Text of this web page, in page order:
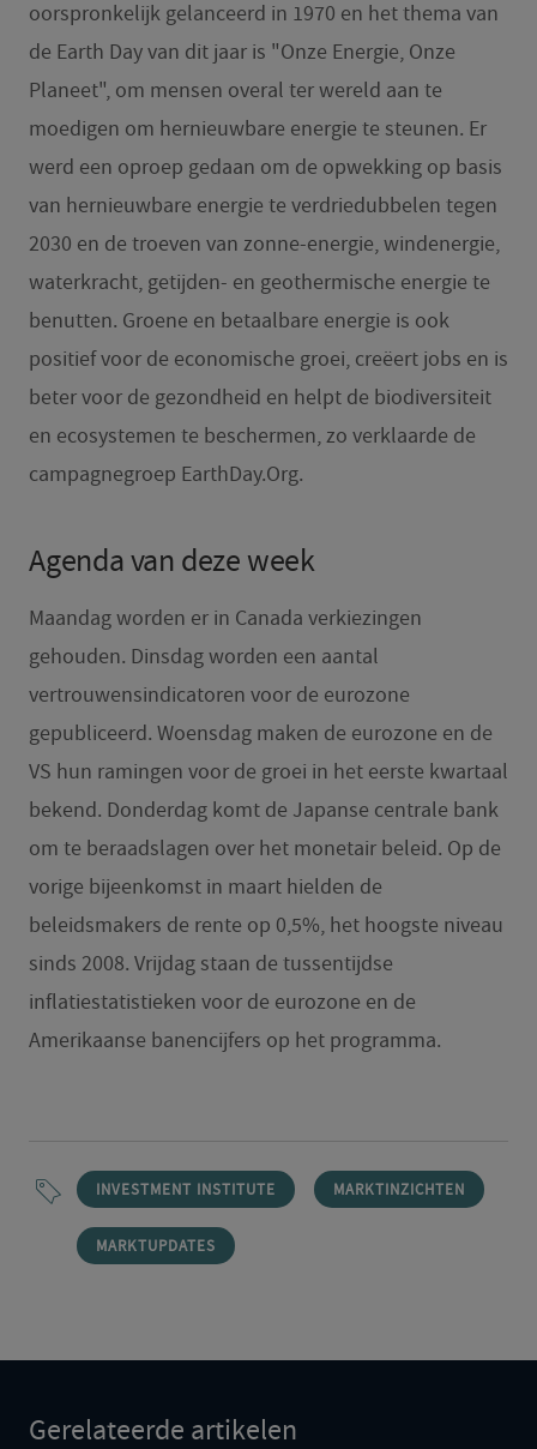
oorspronkelijk gelanceerd in 1970 en het thema van
de Earth Day van dit jaar is "Onze Energie, Onze
Planeet", om mensen overal ter wereld aan te
moedigen om hernieuwbare energie te steunen. Er
werd een oproep gedaan om de opwekking op basis
van hernieuwbare energie te verdriedubbelen tegen
2030 en de troeven van zonne-energie, windenergie,
waterkracht, getijden- en geothermische energie te
benutten. Groene en betaalbare energie is ook
positief voor de economische groei, creëert jobs en is
beter voor de gezondheid en helpt de biodiversiteit
en ecosystemen te beschermen, zo verklaarde de
campagnegroep EarthDay.Org.
Agenda van deze week
Maandag worden er in Canada verkiezingen
gehouden. Dinsdag worden een aantal
vertrouwensindicatoren voor de eurozone
gepubliceerd. Woensdag maken de eurozone en de
VS hun ramingen voor de groei in het eerste kwartaal
bekend. Donderdag komt de Japanse centrale bank
om te beraadslagen over het monetair beleid. Op de
vorige bijeenkomst in maart hielden de
beleidsmakers de rente op 0,5%, het hoogste niveau
sinds 2008. Vrijdag staan de tussentijdse
inflatiestatistieken voor de eurozone en de
Amerikaanse banencijfers op het programma.
INVESTMENT INSTITUTE MARKTINZICHTEN
MARKTUPDATES
Gerelateerde artikelen